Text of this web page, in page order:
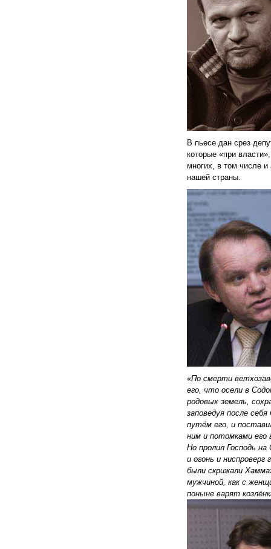
В пьесе дан срез
которые «при
многих, в том числе
нашей страны.
«По смерти
его, что осели в
родовых земель,
заповедуя после
путём его, и
ним и потомками его
Но пролил Господь
и огонь и
были скрижали
мужчиной, как с
поныне варят